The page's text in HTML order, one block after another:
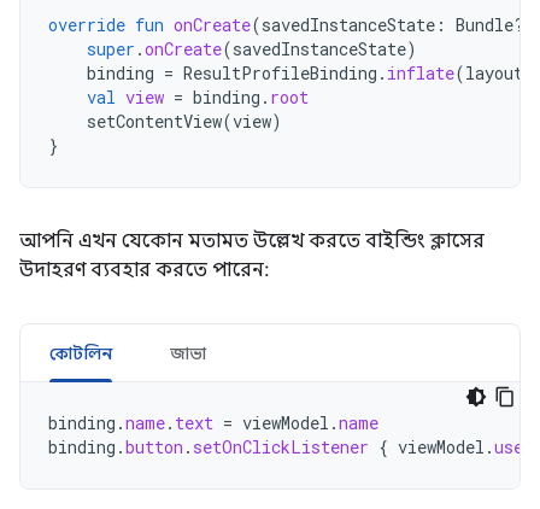
override fun onCreate(savedInstanceState : Bundle?)
super .onCreate(savedInstanceState)
binding = ResultProfileBinding . inflate(
val view = binding . root
setContentView(view)
}
আপনি এখন যেকোন মতামত উল্লেখ করতে বাইন্ডিং ক্লাসের
উদাহরণ ব্যবহার করতে পারেন:
কোটলিন জাভা
binding .name. text = viewModel .name
binding .button . setOnClickListener { viewModel .